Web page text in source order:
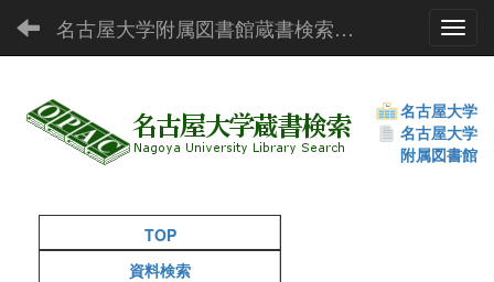
名古屋大学附属図書館蔵書検索（OPAC）
名古屋大学
名古屋大学
附属図書館
TOP
資料検索